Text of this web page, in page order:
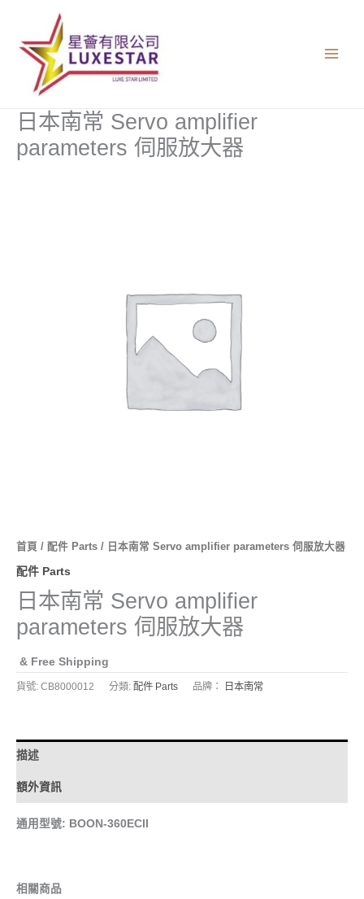
日本南常 Servo amplifier
parameters 伺服放大器
首頁 / 配件 Parts / 日本南常 Servo amplifier parameters 伺服放大器
配件 Parts
日本南常 Servo amplifier
parameters 伺服放大器
& Free Shipping
貨號: CB8000012 分類: 配件 Parts 品牌： 日本南常
描述
額外資訊
通用型號: BOON-360ECII
相關商品